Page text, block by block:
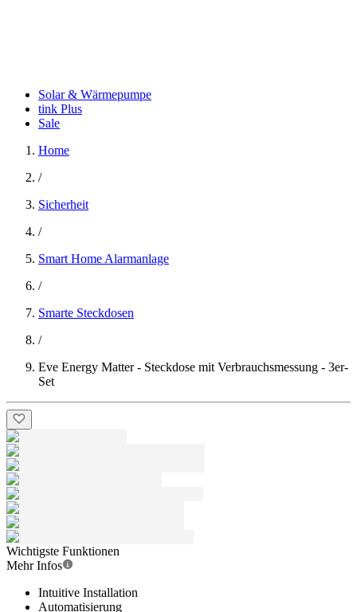
Solar & Wärmepumpe
tink Plus
Sale
Home
/
Sicherheit
/
Smart Home Alarmanlage
/
Smarte Steckdosen
/
Eve Energy Matter - Steckdose mit Verbrauchsmessung - 3er-
Set
Wichtigste Funktionen
Mehr Infos
Intuitive Installation
Automatisierung